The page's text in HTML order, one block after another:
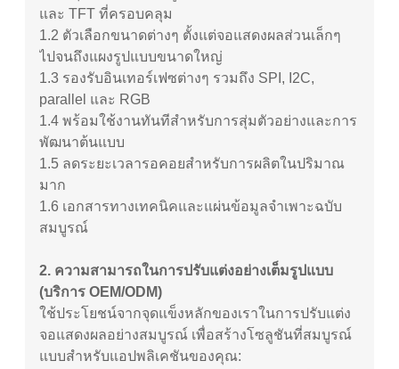
และ TFT ที่ครอบคลุม
1.2 ตัวเลือกขนาดต่างๆ ตั้งแต่จอแสดงผลส่วนเล็กๆ
ไปจนถึงแผงรูปแบบขนาดใหญ่
1.3 รองรับอินเทอร์เฟซต่างๆ รวมถึง SPI, I2C,
parallel และ RGB
1.4 พร้อมใช้งานทันทีสำหรับการสุ่มตัวอย่างและการ
พัฒนาต้นแบบ
1.5 ลดระยะเวลารอคอยสำหรับการผลิตในปริมาณ
มาก
1.6 เอกสารทางเทคนิคและแผ่นข้อมูลจำเพาะฉบับ
สมบูรณ์
2. ความสามารถในการปรับแต่งอย่างเต็มรูปแบบ
(บริการ OEM/ODM)
ใช้ประโยชน์จากจุดแข็งหลักของเราในการปรับแต่ง
จอแสดงผลอย่างสมบูรณ์ เพื่อสร้างโซลูชันที่สมบูรณ์
แบบสำหรับแอปพลิเคชันของคุณ: